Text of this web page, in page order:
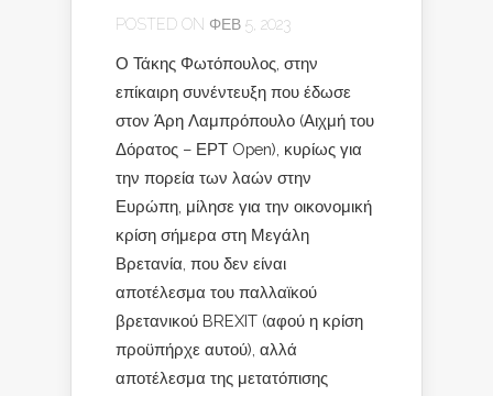
POSTED ON ΦΕΒ 5, 2023
Ο Τάκης Φωτόπουλος, στην
επίκαιρη συνέντευξη που έδωσε
στον Άρη Λαμπρόπουλο (Αιχμή του
Δόρατος – ΕΡΤ Open), κυρίως για
την πορεία των λαών στην
Ευρώπη, μίλησε για την οικονομική
κρίση σήμερα στη Μεγάλη
Βρετανία, που δεν είναι
αποτέλεσμα του παλλαϊκού
βρετανικού BREXIT (αφού η κρίση
προϋπήρχε αυτού), αλλά
αποτέλεσμα της μετατόπισης